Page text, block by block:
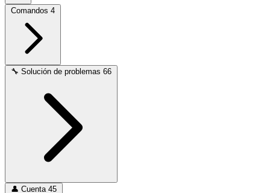
Comandos 4
🔧 Solución de problemas 66
👤 Cuenta 45